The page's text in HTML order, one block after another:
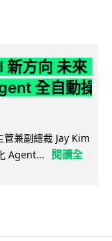
方向 未來
全自動操
兼副總裁 Jay Kim
Agent...
閱讀全